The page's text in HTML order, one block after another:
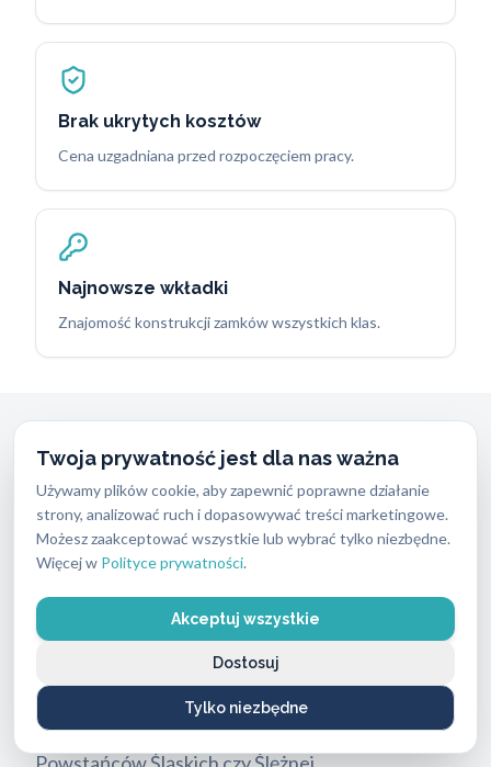
Twoja prywatność jest dla nas ważna
Używamy plików cookie, aby zapewnić poprawne działanie
strony, analizować ruch i dopasowywać treści marketingowe.
Możesz zaakceptować wszystkie lub wybrać tylko niezbędne.
Więcej w Polityce prywatności.
Akceptuj wszystkie
Tylko niezbędne
Dostosuj
Brak ukrytych kosztów
Cena uzgadniana przed rozpoczęciem pracy.
Najnowsze wkładki
Znajomość konstrukcji zamków wszystkich klas.
Dojazd w 15 do 20 minut
na
terenie całej dzielnicy
Działamy lokalnie, co skraca czas oczekiwania do
absolutnego minimum. Nasze
ślusarskie na wrocławskich Krzykach,
pogotowie ślusarskie Wrocław, przyjmuje
zgłoszenia o każdej porze dnia i nocy. Dobra
znajomość topografii tej części miasta pozwala
naszym kierowcom omijać korki na ulicy